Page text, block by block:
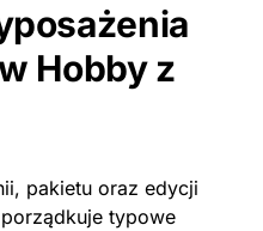
Hobby z
pakietu oraz edycji
typowe